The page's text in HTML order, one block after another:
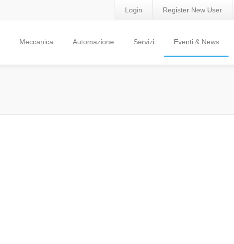
Login Register New User
Meccanica Automazione Servizi Eventi & News